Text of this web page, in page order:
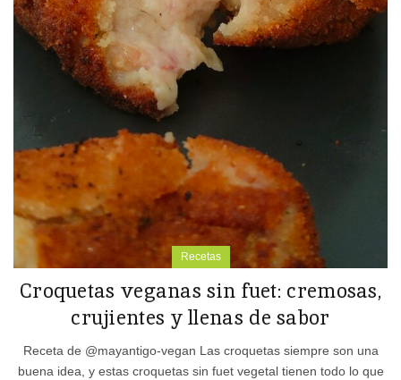
Recetas
Croquetas veganas sin fuet: cremosas,
crujientes y llenas de sabor
Receta de @mayantigo-vegan Las croquetas siempre son una
buena idea, y estas croquetas sin fuet vegetal tienen todo lo que